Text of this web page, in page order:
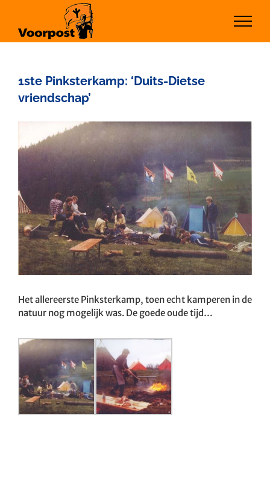
inhoud
1ste Pinksterkamp: ‘Duits-Dietse
vriendschap’
grotere
afbeelding
Het allereerste Pinksterkamp, toen echt kamperen in de
natuur nog mogelijk was. De goede oude tijd…